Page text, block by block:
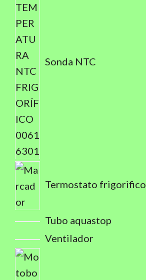
Sonda NTC
Termostato frigorifico
Tubo aquastop
Ventilador